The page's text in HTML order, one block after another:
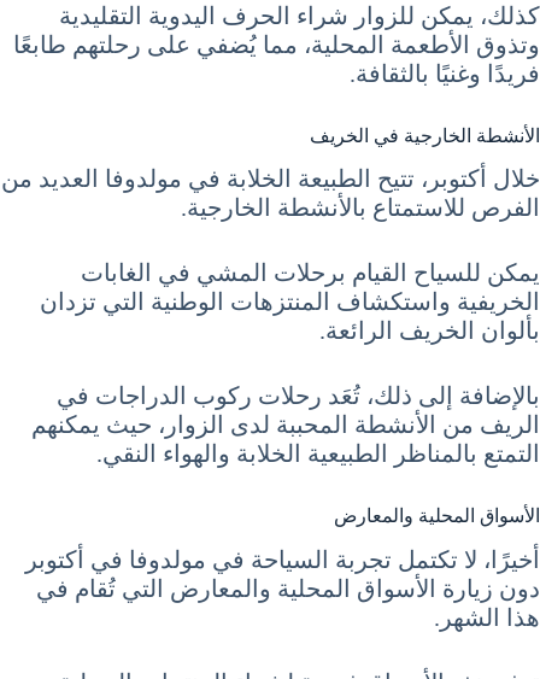
كذلك، يمكن للزوار شراء الحرف اليدوية التقليدية
وتذوق الأطعمة المحلية، مما يُضفي على رحلتهم طابعًا
فريدًا وغنيًا بالثقافة.
الأنشطة الخارجية في الخريف
خلال أكتوبر، تتيح الطبيعة الخلابة في مولدوفا العديد من
الفرص للاستمتاع بالأنشطة الخارجية.
يمكن للسياح القيام برحلات المشي في الغابات
الخريفية واستكشاف المنتزهات الوطنية التي تزدان
بألوان الخريف الرائعة.
بالإضافة إلى ذلك، تُعَد رحلات ركوب الدراجات في
الريف من الأنشطة المحببة لدى الزوار، حيث يمكنهم
التمتع بالمناظر الطبيعية الخلابة والهواء النقي.
الأسواق المحلية والمعارض
أخيرًا، لا تكتمل تجربة السياحة في مولدوفا في أكتوبر
دون زيارة الأسواق المحلية والمعارض التي تُقام في
هذا الشهر.